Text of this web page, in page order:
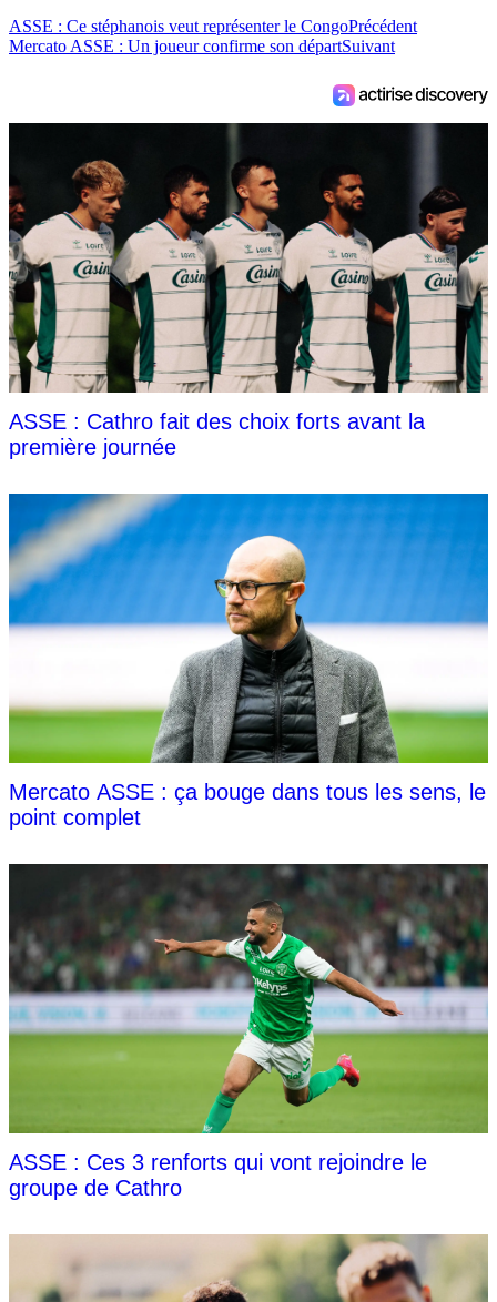
ASSE : Ce stéphanois veut représenter le CongoPrécédent
Mercato ASSE : Un joueur confirme son départSuivant
ASSE : Cathro fait des choix forts avant la
première journée
Mercato ASSE : ça bouge dans tous les sens, le
point complet
ASSE : Ces 3 renforts qui vont rejoindre le
groupe de Cathro